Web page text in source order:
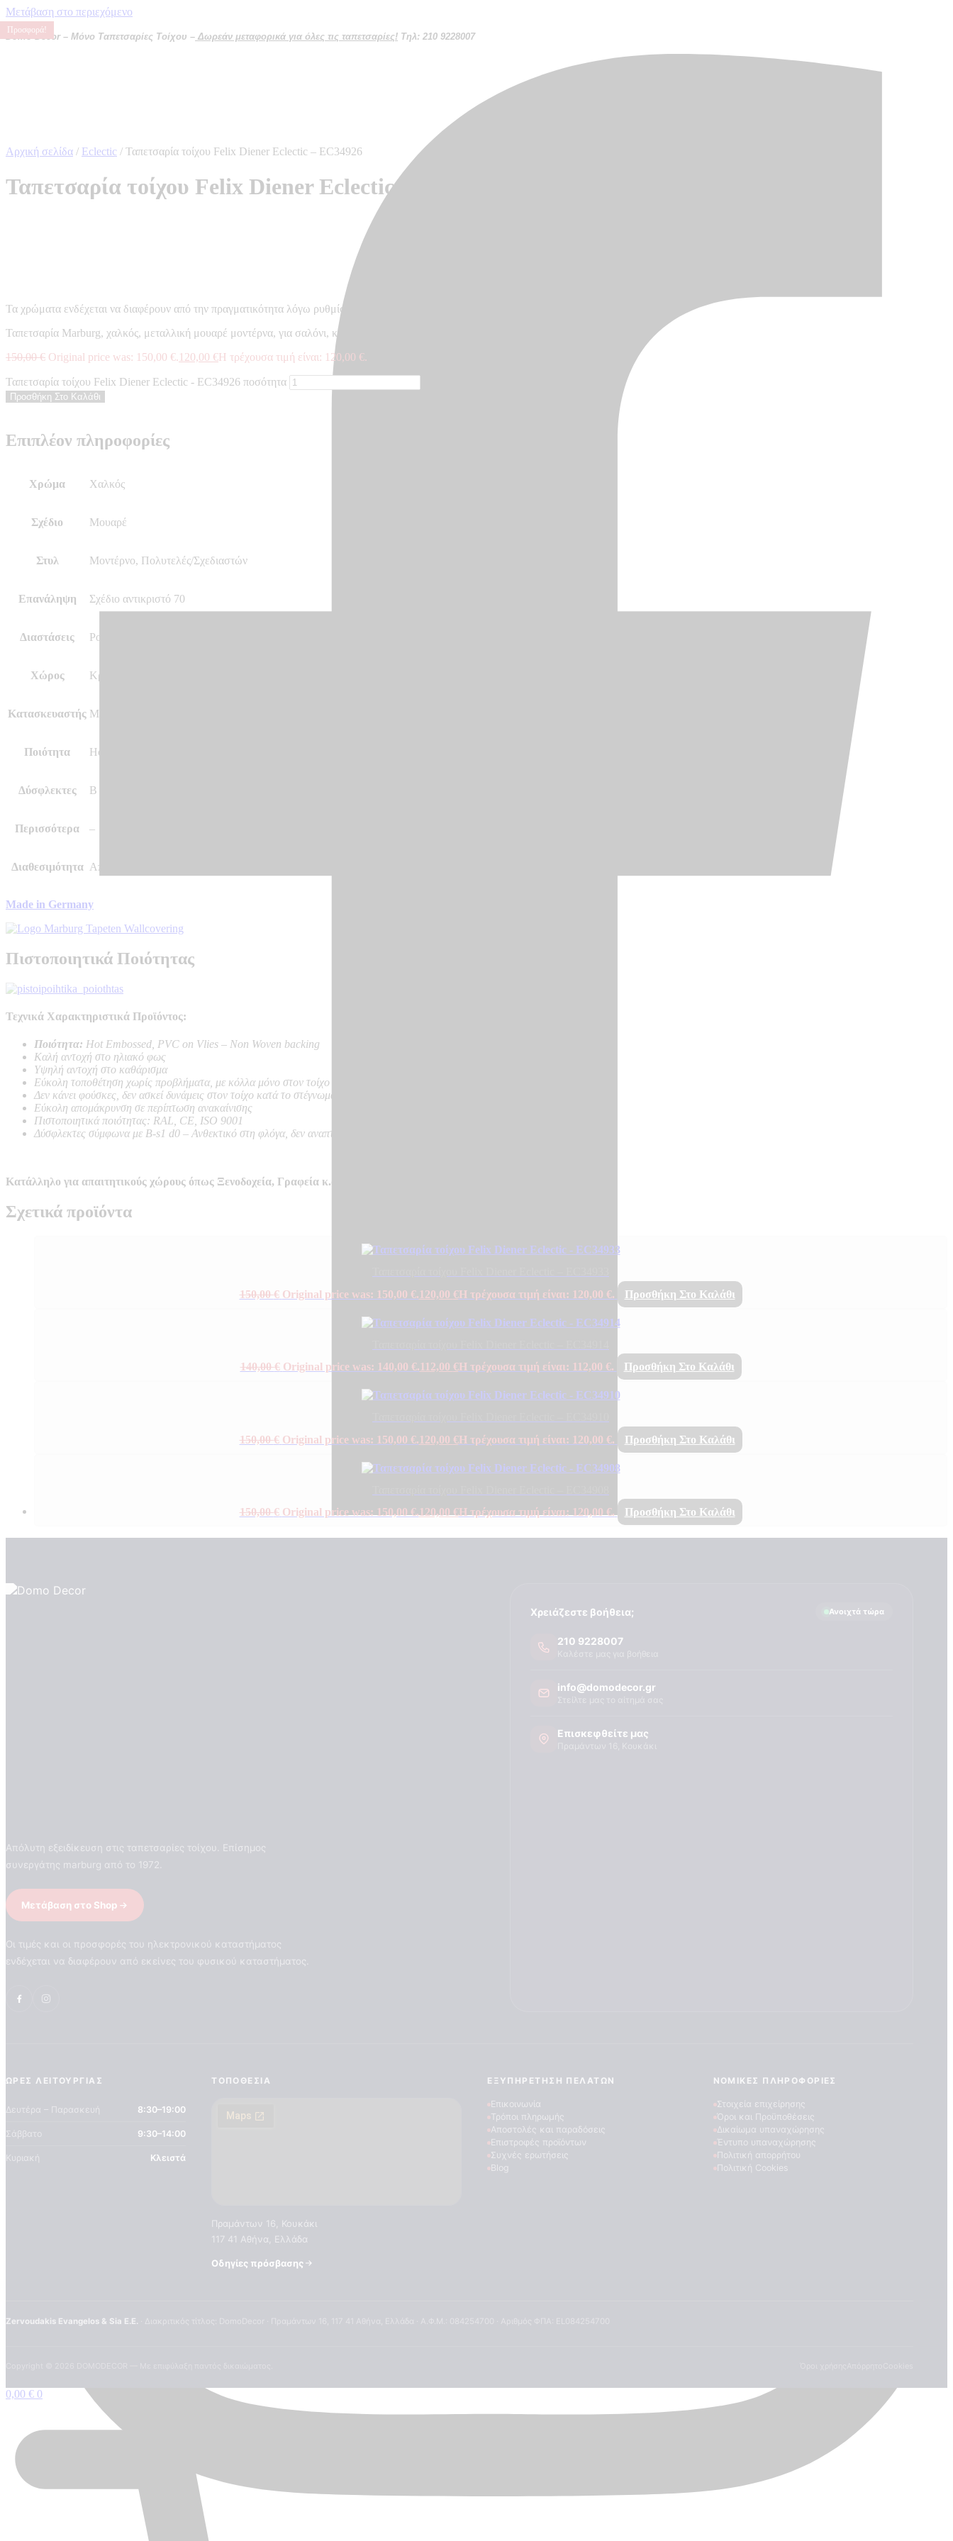
Μετάβαση στο περιεχόμενο
Domo Decor – Μόνο Ταπετσαρίες Τοίχου – Δωρεάν μεταφορικά για όλες τις ταπετσαρίες! Τηλ: 210 9228007
Αρχική σελίδα / Eclectic / Ταπετσαρία τοίχου Felix Diener Eclectic – EC34926
Ταπετσαρία τοίχου Felix Diener Eclectic – EC34926
Τα χρώματα ενδέχεται να διαφέρουν από την πραγματικότητα λόγω ρυθμίσεων κάθε οθόνης
Ταπετσαρία Marburg, χαλκός, μεταλλική μουαρέ μοντέρνα, για σαλόνι, κρεβατοκάμαρα – Made in Germany, 10,05 x 0,70m
150,00€ Original price was: 150,00 €. 120,00 €Η τρέχουσα τιμή είναι: 120,00 €.
Ταπετσαρία τοίχου Felix Diener Eclectic - EC34926 ποσότητα
Προσθήκη Στο Καλάθι
Επιπλέον πληροφορίες
Χρώμα Χαλκός
Σχέδιο Μουαρέ
Στυλ Μοντέρνο, Πολυτελές/Σχεδιαστών
Επανάληψη Σχέδιο αντικριστό 70
Διαστάσεις Ρολό 10.05m x 0.70m (7.03m²)
Χώρος Κρεβατοκάμαρα και άλλοι χώροι, Σαλόνι
Κατασκευαστής Marburg – Made in Germany
Ποιότητα Hot Embossed, Vinyl, Vlies – Non Woven
Δύσφλεκτες B – s1 d0
Περισσότερα –
Διαθεσιμότητα Αποστολή σε 7 – 10 μέρες
Made in Germany
Πιστοποιητικά Ποιότητας
Τεχνικά Χαρακτηριστικά Προϊόντος:
Ποιότητα: Hot Embossed, PVC on Vlies – Non Woven backing
Καλή αντοχή στο ηλιακό φως
Υψηλή αντοχή στο καθάρισμα
Εύκολη τοποθέτηση χωρίς προβλήματα, με κόλλα μόνο στον τοίχο
Δεν κάνει φούσκες, δεν ασκεί δυνάμεις στον τοίχο κατά το στέγνωμα
Εύκολη απομάκρυνση σε περίπτωση ανακαίνισης
Πιστοποιητικά ποιότητας: RAL, CE, ISO 9001
Δύσφλεκτες σύμφωνα με B-s1 d0 – Ανθεκτικό στη φλόγα, δεν αναπτύσσουν καπνό, δε δημιουργούν φλεγόμενα σωματίδια
Κατάλληλο για απαιτητικούς χώρους όπως Ξενοδοχεία, Γραφεία κ.α.
Σχετικά προϊόντα
Προσφορά!
150,00€ Original price was: 150,00 €.120,00 €Η τρέχουσα τιμή είναι: 120,00 €. Προσθήκη Στο Καλάθι
Προσφορά!
140,00€ Original price was: 140,00 €.112,00 €Η τρέχουσα τιμή είναι: 112,00 €. Προσθήκη Στο Καλάθι
Προσφορά!
150,00€ Original price was: 150,00 €.120,00 €Η τρέχουσα τιμή είναι: 120,00 €. Προσθήκη Στο Καλάθι
Προσφορά!
150,00€ Original price was: 150,00 €.120,00 €Η τρέχουσα τιμή είναι: 120,00 €. Προσθήκη Στο Καλάθι
Απόλυτη εξειδίκευση στις ταπετσαρίες τοίχου. Επίσημος
συνεργάτης marburg από το 1972.
Μετάβαση στο Shop
Οι τιμές και οι προσφορές του ηλεκτρονικού καταστήματος
ενδέχεται να διαφέρουν από εκείνες του φυσικού καταστήματος.
Χρειάζεστε βοήθεια; Ανοιχτά τώρα
210 9228007
info@domodecor.gr
Επισκεφθείτε μας
ΏΡΕΣ ΛΕΙΤΟΥΡΓΊΑΣ
Δευτέρα – Παρασκευή 8:30–19:00
Σάββατο 9:30–14:00
Κυριακή Κλειστά
ΤΟΠΟΘΕΣΊΑ
Πραμάντων 16, Κουκάκι
117 41 Αθήνα, Ελλάδα
Οδηγίες πρόσβασης
ΕΞΥΠΗΡΈΤΗΣΗ ΠΕΛΑΤΏΝ
Επικοινωνία
Τρόποι πληρωμής
Αποστολές και παραδόσεις
Επιστροφές προϊόντων
Συχνές ερωτήσεις
Blog
ΝΟΜΙΚΈΣ ΠΛΗΡΟΦΟΡΊΕΣ
Στοιχεία επιχείρησης
Όροι και Προϋποθέσεις
Δικαίωμα υπαναχώρησης
Έντυπο υπαναχώρησης
Πολιτική απορρήτου
Πολιτική Cookies
Zervoudakis Evangelos & Sia E.E.
0,00 € 0